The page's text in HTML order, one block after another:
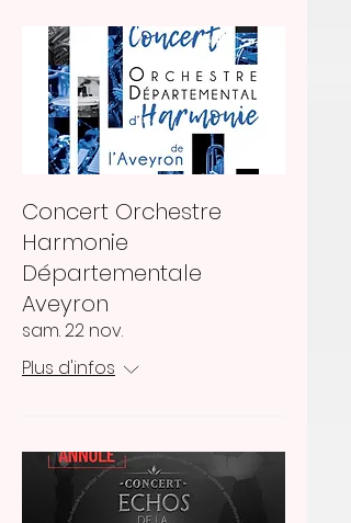
Concert Orchestre
Harmonie
Départementale
Aveyron
sam. 22 nov.
Plus d'infos